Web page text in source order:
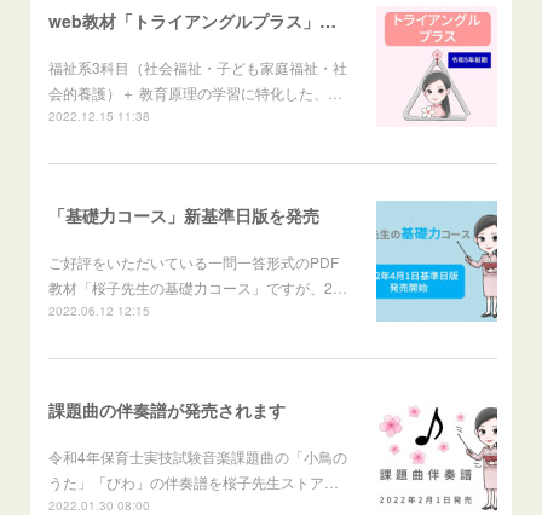
web教材「トライアングルプラス」発売
福祉系3科目（社会福祉・子ども家庭福祉・社
会的養護）＋ 教育原理の学習に特化した、…
2022.12.15 11:38
「基礎力コース」新基準日版を発売
ご好評をいただいている一問一答形式のPDF
教材「桜子先生の基礎力コース」ですが、2…
2022.06.12 12:15
課題曲の伴奏譜が発売されます
令和4年保育士実技試験音楽課題曲の「小鳥の
うた」「びわ」の伴奏譜を桜子先生ストア…
2022.01.30 08:00